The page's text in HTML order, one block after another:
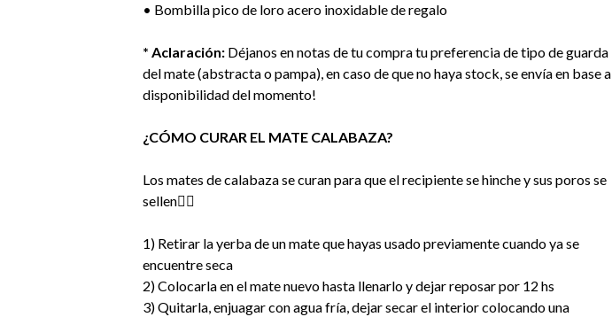
• Bombilla pico de loro acero inoxidable de regalo
* Aclaración: Déjanos en notas de tu compra tu preferencia de tipo de guarda
del mate (abstracta o pampa), en caso de que no haya stock, se envía en base a
disponibilidad del momento!
¿CÓMO CURAR EL MATE CALABAZA?
Los mates de calabaza se curan para que el recipiente se hinche y sus poros se
sellen👇🏻
1) Retirar la yerba de un mate que hayas usado previamente cuando ya se
encuentre seca
2) Colocarla en el mate nuevo hasta llenarlo y dejar reposar por 12 hs
3) Quitarla, enjuagar con agua fría, dejar secar el interior colocando una